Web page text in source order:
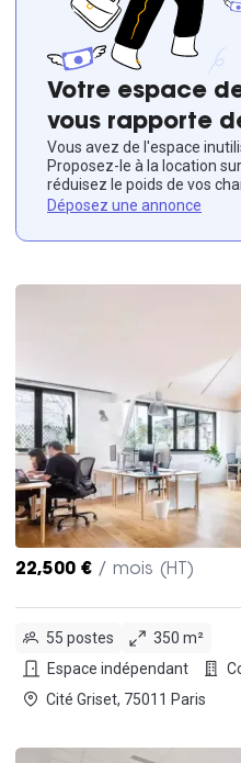
Votre espace
vous rapporte
Vous avez de l'espace
Proposez-le à la location
réduisez le poids de vos
Déposez une annonce
22,500 € / mois (HT)
55 postes
350 m²
Espace indépendant
Cité Griset, 75011 Paris